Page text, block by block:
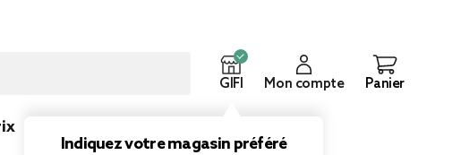
GIFI
Indiquez votre magasin préféré
Mon compte Panier